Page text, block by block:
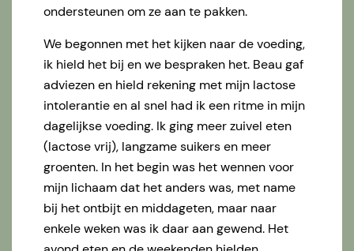
ondersteunen om ze aan te pakken.
We begonnen met het kijken naar de voeding,
ik hield het bij en we bespraken het. Beau gaf
adviezen en hield rekening met mijn lactose
intolerantie en al snel had ik een ritme in mijn
dagelijkse voeding. Ik ging meer zuivel eten
(lactose vrij), langzame suikers en meer
groenten. In het begin was het wennen voor
mijn lichaam dat het anders was, met name
bij het ontbijt en middageten, maar naar
enkele weken was ik daar aan gewend. Het